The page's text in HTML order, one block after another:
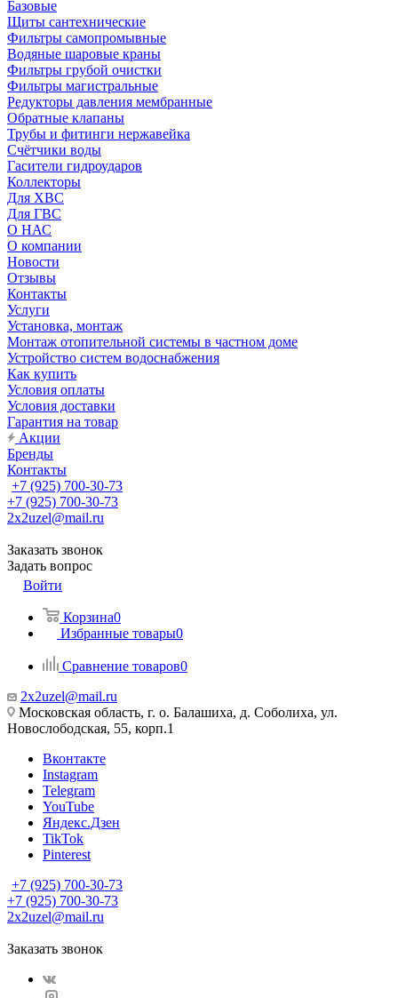
Базовые
Щиты сантехнические
Фильтры самопромывные
Водяные шаровые краны
Фильтры грубой очистки
Фильтры магистральные
Редукторы давления мембранные
Обратные клапаны
Трубы и фитинги нержавейка
Счётчики воды
Гасители гидроударов
Коллекторы
Для ХВС
Для ГВС
О НАС
О компании
Новости
Отзывы
Контакты
Услуги
Установка, монтаж
Монтаж отопительной системы в частном доме
Устройство систем водоснабжения
Как купить
Условия оплаты
Условия доставки
Гарантия на товар
Акции
Бренды
Контакты
+7 (925) 700-30-73
+7 (925) 700-30-73
2x2uzel@mail.ru
Заказать звонок
Задать вопрос
Войти
Корзина0
Избранные товары0
Сравнение товаров0
2x2uzel@mail.ru
Московская область, г. о. Балашиха, д. Соболиха, ул.
Новослободская, 55, корп.1
Вконтакте
Instagram
Telegram
YouTube
Яндекс.Дзен
TikTok
Pinterest
+7 (925) 700-30-73
+7 (925) 700-30-73
2x2uzel@mail.ru
Заказать звонок